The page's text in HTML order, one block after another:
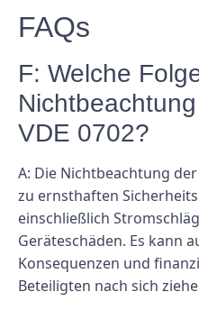
FAQs
F: Welche
VDE 0702?
A: Die Nichtbeachtung
zu ernsthaften
einschließlich
Geräteschäden. Es kann
Konsequenzen und
Beteiligten nach sich